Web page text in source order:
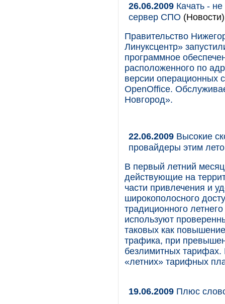
26.06.2009 Качать -
сервер СПО (Новости)
Правительство
Линуксцентр»
программное
расположенного по
версии операционных
OpenOffice.
Новгород».
22.06.2009 Высокие
провайдеры этим
В первый летний
действующие на
части привлечения и
широкополосного
традиционного
используют
таковых как
трафика, при
безлимитных
«летних» тарифных
19.06.2009 Плюс